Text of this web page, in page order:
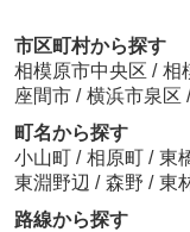
市区町村から探す
相模原市中央区 / 相
座間市 / 横浜市泉区 /
町名から探す
小山町 / 相原町 / 東
東淵野辺 / 森野 / 東
路線から探す